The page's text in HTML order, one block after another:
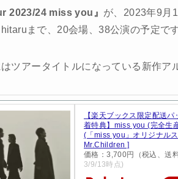
2023/24 miss you』 が、2023年9月
まで、20会場、38公演の予定です
ツアータイトルになっている新作ア
【楽天ブックス限定配送パ
着特典】miss you (完全生
(「miss you」オリジナル
Mr.Children ]
価格：3,700円（税込、送
3/9/13時点)